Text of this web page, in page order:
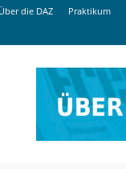
Über die DAZ Praktikum